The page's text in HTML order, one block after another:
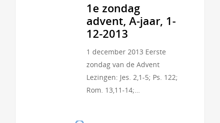
1e zondag
advent, A-jaar, 1-
12-2013
1 december 2013 Eerste
zondag van de Advent
Lezingen: Jes. 2,1-5; Ps. 122;
Rom. 13,11-14;…